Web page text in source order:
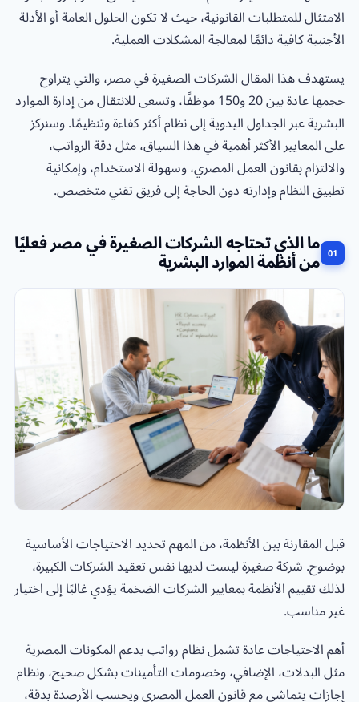
الامتثال للمتطلبات القانونية، حيث لا تكون الحلول العامة أو الأدلة
الأجنبية كافية دائمًا لمعالجة المشكلات العملية.
يستهدف هذا المقال الشركات الصغيرة في مصر، والتي يتراوح
حجمها عادة بين 20 و150 موظفًا، وتسعى للانتقال من إدارة الموارد
البشرية عبر الجداول اليدوية إلى نظام أكثر كفاءة وتنظيمًا. وسنركز
على المعايير الأكثر أهمية في هذا السياق، مثل دقة الرواتب،
والالتزام بقانون العمل المصري، وسهولة الاستخدام، وإمكانية
تطبيق النظام وإدارته دون الحاجة إلى فريق تقني متخصص.
ما الذي تحتاجه الشركات الصغيرة في مصر فعليًا
من أنظمة الموارد البشرية
قبل المقارنة بين الأنظمة، من المهم تحديد الاحتياجات الأساسية
بوضوح. شركة صغيرة ليست لديها نفس تعقيد الشركات الكبيرة،
لذلك تقييم الأنظمة بمعايير الشركات الضخمة يؤدي غالبًا إلى اختيار
غير مناسب.
أهم الاحتياجات عادة تشمل نظام رواتب يدعم المكونات المصرية
مثل البدلات، الإضافي، وخصومات التأمينات بشكل صحيح، ونظام
إجازات يتماشى مع قانون العمل المصري ويحسب الأرصدة بدقة،